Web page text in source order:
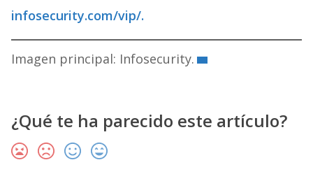
infosecurity.com/vip/.
Imagen principal: Infosecurity.
¿Qué te ha parecido este artículo?